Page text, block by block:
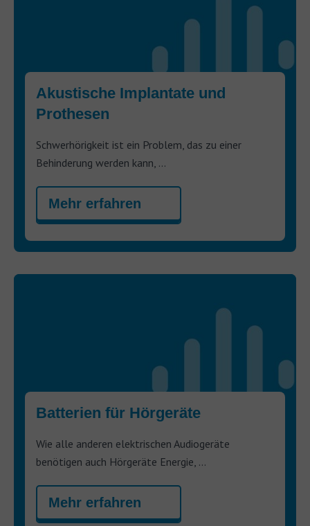
Akustische Implantate und
Prothesen
Schwerhörigkeit ist ein Problem, das zu einer
Behinderung werden kann, ...
Mehr erfahren
Batterien für Hörgeräte
Wie alle anderen elektrischen Audiogeräte
benötigen auch Hörgeräte Energie, ...
Mehr erfahren